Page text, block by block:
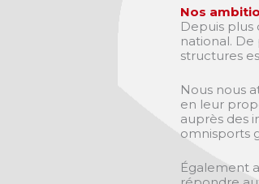
Nos
Depuis plus
national. De
structures
Nous nous
en leur
auprès des
omnisports
Également